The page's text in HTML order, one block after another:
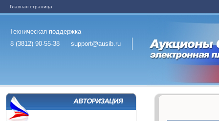
Главная страница
Техническая поддержка
8 (3812) 90-55-38
support@ausib.ru